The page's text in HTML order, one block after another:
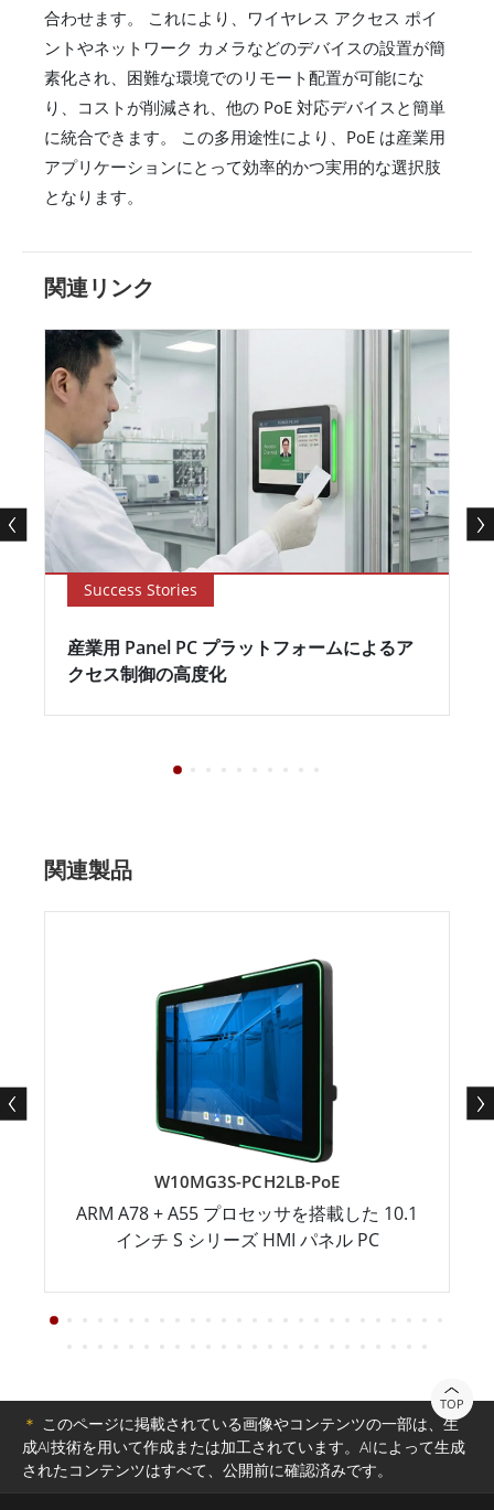
合わせます。 これにより、ワイヤレス アクセス ポイ
ントやネットワーク カメラなどのデバイスの設置が簡
素化され、困難な環境でのリモート配置が可能にな
り、コストが削減され、他の PoE 対応デバイスと簡単
に統合できます。 この多用途性により、PoE は産業用
アプリケーションにとって効率的かつ実用的な選択肢
となります。
関連リンク
Success Stories
産業用 Panel PC プラットフォームによるア
クセス制御の高度化
関連製品
W10MG3S-PCH2LB-PoE
ARM A78 + A55 プロセッサを搭載した 10.1
インチ S シリーズ HMI パネル PC
TOP
＊ このページに掲載されている画像やコンテンツの一部は、生
成AI技術を用いて作成または加工されています。AIによって生成
されたコンテンツはすべて、公開前に確認済みです。